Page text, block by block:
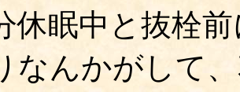
休眠中と抜栓
なんかがして